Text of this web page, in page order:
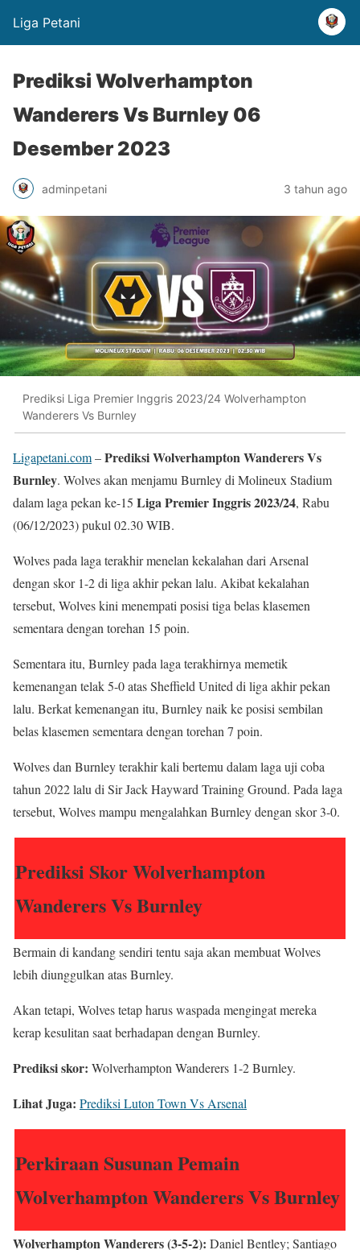
Liga Petani
Prediksi Wolverhampton
Wanderers Vs Burnley 06
Desember 2023
adminpetani 3 tahun ago
Prediksi Liga Premier Inggris 2023/24 Wolverhampton
Wanderers Vs Burnley
Ligapetani.com–Prediksi Wolverhampton Wanderers Vs
Burnley. Wolves akan menjamu Burnley di Molineux Stadium
dalam laga pekan ke-15 Liga Premier Inggris 2023/24, Rabu
(06/12/2023) pukul 02.30 WIB.
Wolves pada laga terakhir menelan kekalahan dari Arsenal
dengan skor 1-2 di liga akhir pekan lalu. Akibat kekalahan
tersebut, Wolves kini menempati posisi tiga belas klasemen
sementara dengan torehan 15 poin.
Sementara itu, Burnley pada laga terakhirnya memetik
kemenangan telak 5-0 atas Sheffield United di liga akhir pekan
lalu. Berkat kemenangan itu, Burnley naik ke posisi sembilan
belas klasemen sementara dengan torehan 7 poin.
Wolves dan Burnley terakhir kali bertemu dalam laga uji coba
tahun 2022 lalu di Sir Jack Hayward Training Ground. Pada laga
tersebut, Wolves mampu mengalahkan Burnley dengan skor 3-0.
Prediksi Skor Wolverhampton
Wanderers Vs Burnley
Bermain di kandang sendiri tentu saja akan membuat Wolves
lebih diunggulkan atas Burnley.
Akan tetapi, Wolves tetap harus waspada mengingat mereka
kerap kesulitan saat berhadapan dengan Burnley.
Prediksi skor: Wolverhampton Wanderers 1-2 Burnley.
Lihat Juga: Prediksi Luton Town Vs Arsenal
Perkiraan Susunan Pemain
Wolverhampton Wanderers Vs Burnley
Wolverhampton Wanderers (3-5-2): Daniel Bentley; Santiago